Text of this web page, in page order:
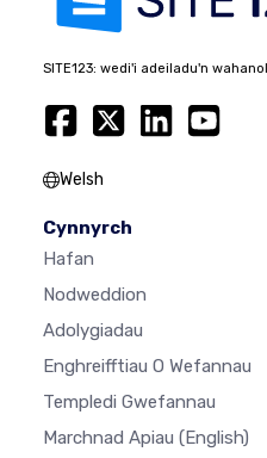
SITE123: wedi'i adeiladu'n
Welsh
Cynnyrch
Hafan
Nodweddion
Adolygiadau
Enghreifftiau O Wefannau
Templedi Gwefannau
Marchnad Apiau (English)